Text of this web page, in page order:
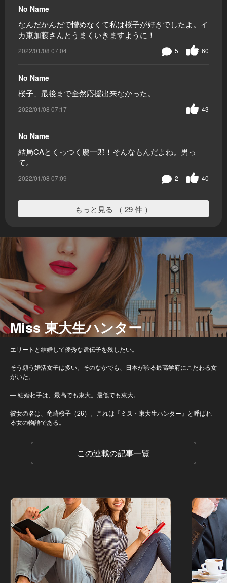
No Name
なんだかんだで憎めなくて私は桜子が好きでしたよ。イ
カ東加藤さんとうまくいきますように！
2022/01/08 07:04 60
5
No Name
桜子、最後まで全然応援出来なかった。
2022/01/08 07:17 43
No Name
結局CAとくっつく慶一郎！そんなもんだよね。男っ
て。
2022/01/08 07:09 40
2
もっと見る （ 29 件 ）
Miss 東大生ハンター
エリートと結婚して優秀な遺伝子を残したい。
そう願う婚活女子は多い。そのなかでも、日本が誇る最高学府にこだわる女
がいた。
― 結婚相手は、最高でも東大。最低でも東大。
彼女の名は、竜崎桜子（26）。これは『ミス・東大生ハンター』と呼ばれ
る女の物語である。
この連載の記事一覧